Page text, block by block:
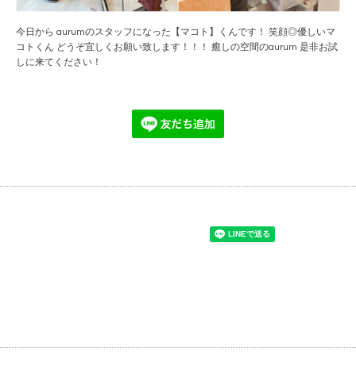
今日から aurumのスタッフになった【マコト】くんです！ 笑顔◎優しいマ
コトくん どうぞ宜しくお願い致します！！！ 癒しの空間のaurum 是非お試
しに来てください！